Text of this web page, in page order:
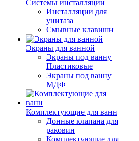
Системы инсталляции
Инсталляции для
унитаза
Смывные клавиши
Экраны для ванной
Экраны под ванну
Пластиковые
Экраны под ванну
МДФ
Комплектующие для ванн
Донные клапана для
раковин
Комплектующие для